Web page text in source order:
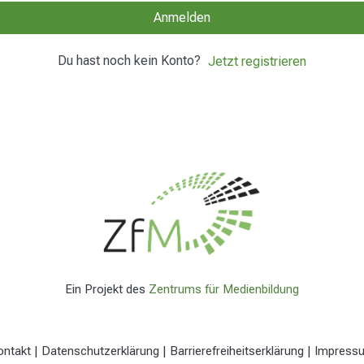
Anmelden
Du hast noch kein Konto? Jetzt registrieren
Ein Projekt des Zentrums für Medienbildung
| Datenschutzerklärung | Barrierefreiheitserklärung |